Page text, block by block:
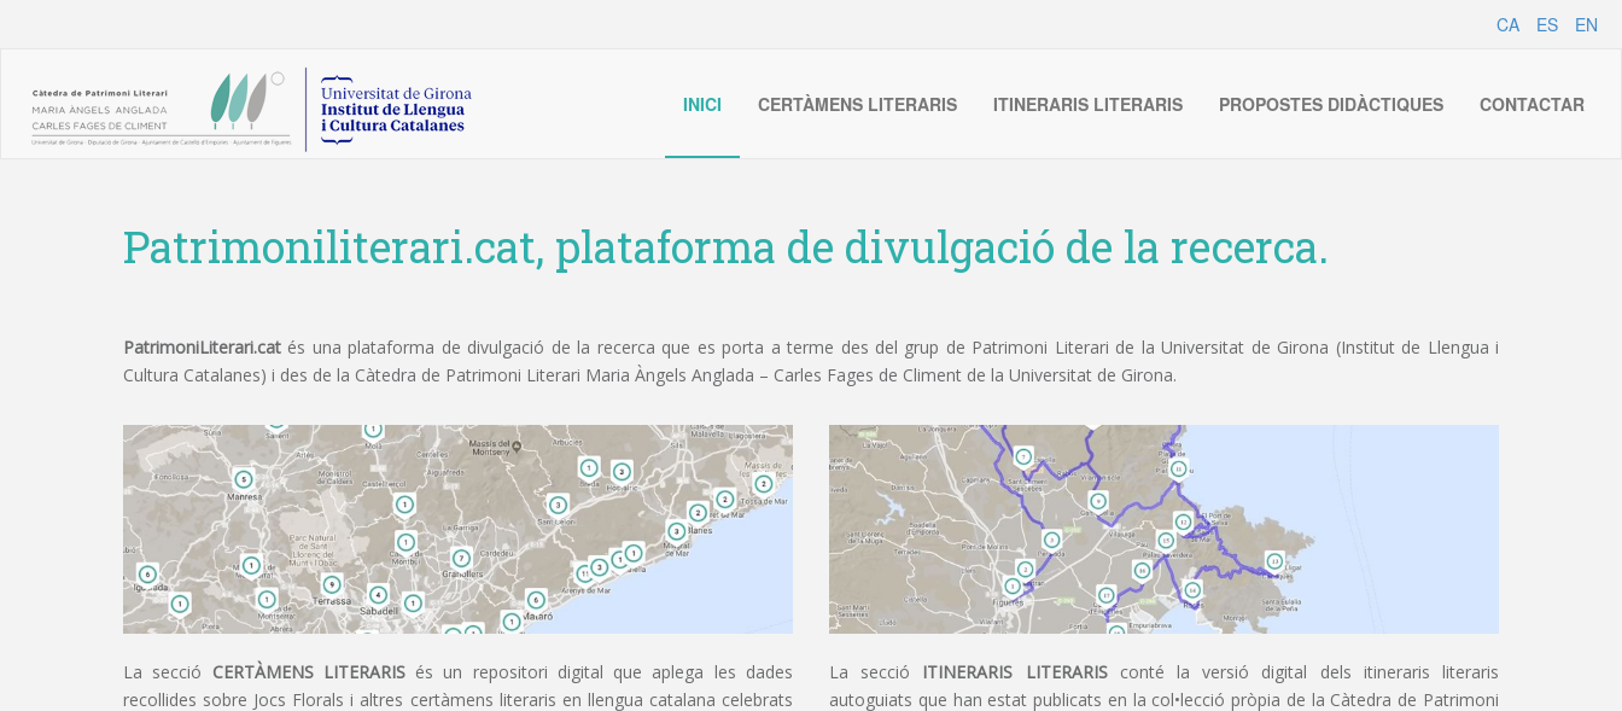
CA ES EN
INICI CERTÀMENS LITERARIS ITINERARIS LITERARIS PROPOSTES DIDÀCTIQUES CONTACTAR
Patrimoniliterari.cat, plataforma de divulgació de la recerca.
PatrimoniLiterari.cat és una plataforma de divulgació de la recerca que es porta a terme des del grup de Patrimoni Literari de la Universitat de Girona (Institut de Llengua i
Cultura Catalanes) i des de la Càtedra de Patrimoni Literari Maria Àngels Anglada – Carles Fages de Climent de la Universitat de Girona.
La secció CERTÀMENS LITERARISés un repositori digital que aplega les dades
recollides sobre Jocs Florals i altres certàmens literaris en llengua catalana celebrats
La secció ITINERARIS LITERARISconté la versió digital dels itineraris literaris
autoguiats que han estat publicats en la col•lecció pròpia de la Càtedra de Patrimoni